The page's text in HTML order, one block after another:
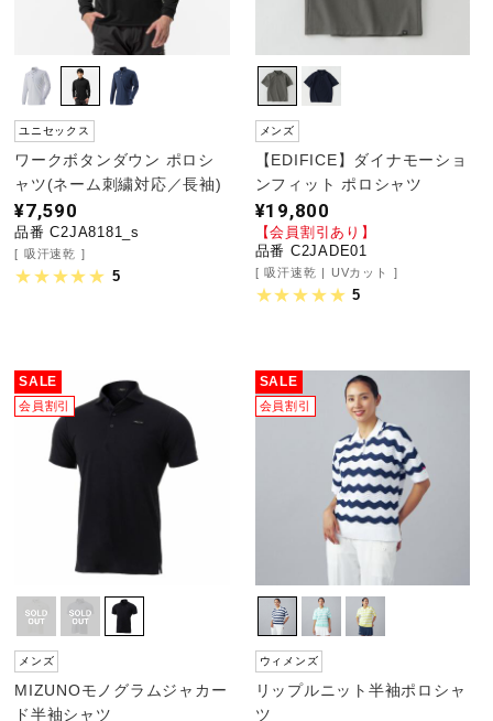
ユニセックス
ワークボタンダウン ポロシ
ャツ(ネーム刺繍対応／長袖)
¥7,590
品番 C2JA8181_s
吸汗速乾
5
メンズ
【EDIFICE】ダイナモーショ
ンフィット ポロシャツ
¥19,800
【会員割引あり】
品番 C2JADE01
吸汗速乾 UVカット
5
SALE
会員割引
メンズ
MIZUNOモノグラムジャカー
ド半袖シャツ
SALE
会員割引
ウィメンズ
リップルニット半袖ポロシャ
ツ